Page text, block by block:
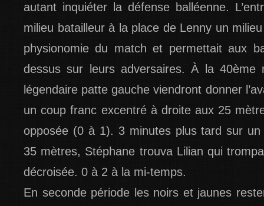
autant inquiéter la défense balléenne.
milieu batailleur à la place de Lenny un
physionomie du match et permettait aux
dessus sur leurs adversaires. À la 40ème
légendaire patte gauche viendront donner
un coup franc excentré à droite aux 25
opposée (0 à 1). 3 minutes plus tard sur
35 mètres, Stéphane trouva Lilian qui
décroisée. 0 à 2 à la mi-temps.
En seconde période les noirs et jaunes